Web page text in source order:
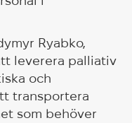
Ryabko,
leverera palliativ
och
transportera
som behöver